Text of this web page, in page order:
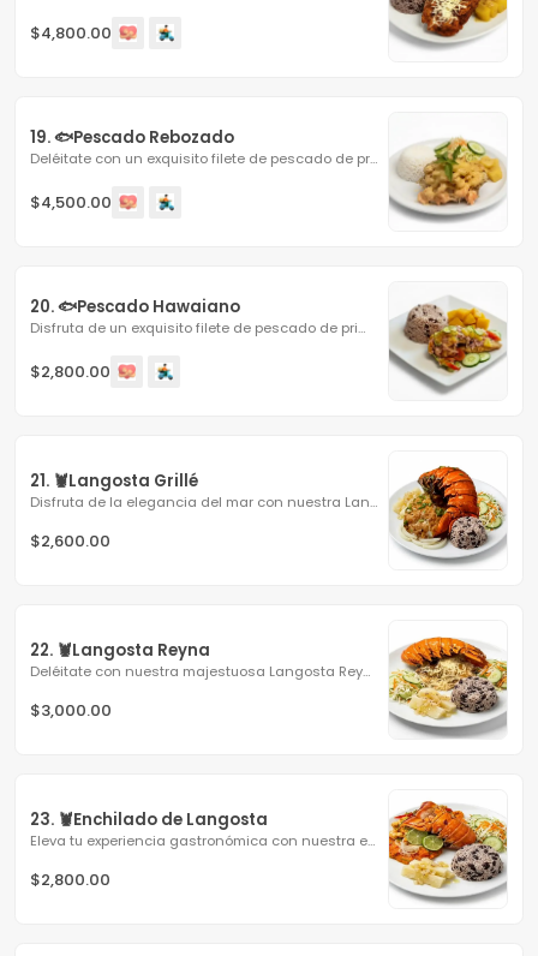
$4,800.00
19. 🐟Pescado Rebozado
Deléitate con un exquisito filete de pescado de primera,...
$4,500.00
20. 🐟Pescado Hawaiano
Disfruta de un exquisito filete de pescado de primera,...
$2,800.00
21. 🦞Langosta Grillé
Disfruta de la elegancia del mar con nuestra Langosta...
$2,600.00
22. 🦞Langosta Reyna
Deléitate con nuestra majestuosa Langosta Reyna, una...
$3,000.00
23. 🦞Enchilado de Langosta
Eleva tu experiencia gastronómica con nuestra espectacular...
$2,800.00